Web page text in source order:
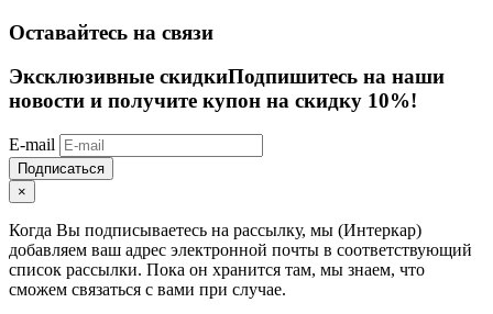
Оставайтесь на связи
Эксклюзивные скидкиПодпишитесь на наши
новости и получите купон на скидку 10%!
E-mail
Подписаться
×
Когда Вы подписываетесь на рассылку, мы (Интеркар)
добавляем ваш адрес электронной почты в соответствующий
список рассылки. Пока он хранится там, мы знаем, что
сможем связаться с вами при случае.